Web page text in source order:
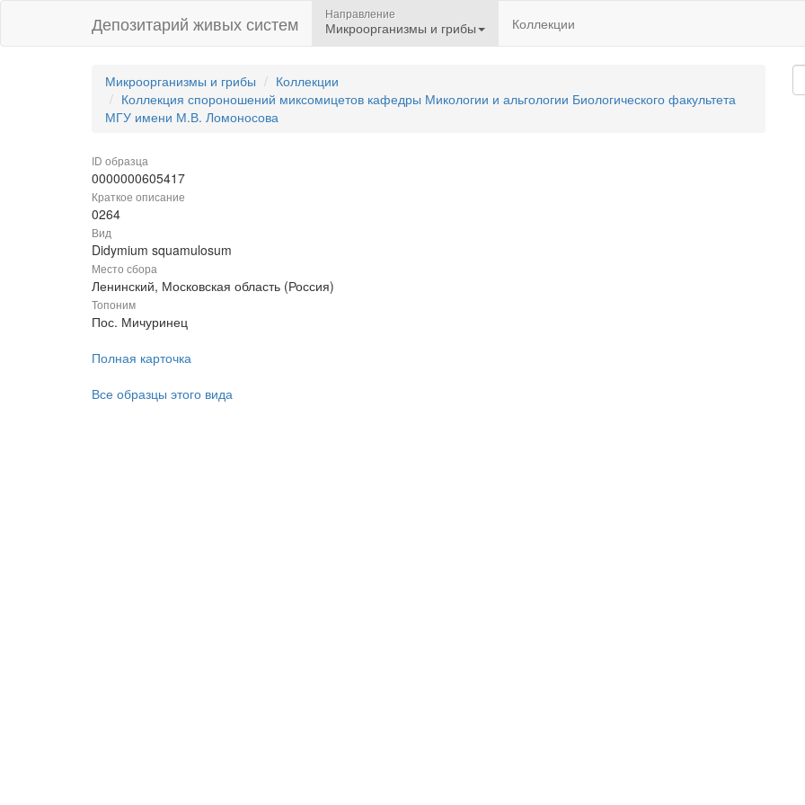
Депозитарий живых систем Направление
Микроорганизмы и грибы Коллекции
Микроорганизмы и грибы
Коллекции
Коллекция спороношений миксомицетов кафедры Микологии и альгологии Биологического факультета
МГУ имени М.В. Ломоносова
ID образца
0000000605417
Краткое описание
0264
Вид
Didymium squamulosum
Место сбора
Ленинский, Московская область (Россия)
Топоним
Пос. Мичуринец
Полная карточка
Все образцы этого вида